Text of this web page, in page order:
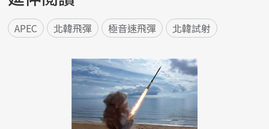
APEC 北韓飛彈 極音速飛彈 北韓試射